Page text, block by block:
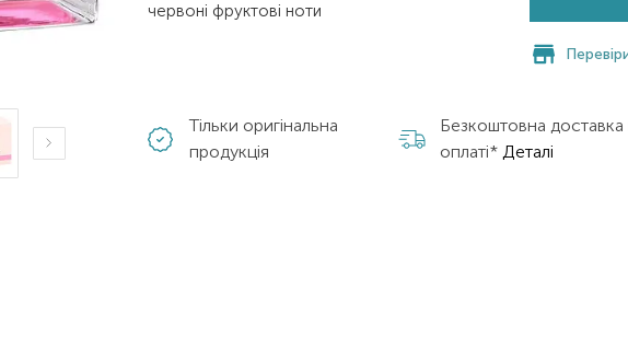
червоні фруктові ноти
Тільки оригінальна
продукція
Безкоштовна
оплаті* Деталі